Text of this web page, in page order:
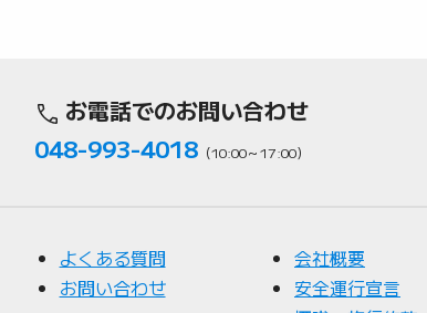
お電話でのお問い合わせ
048-993-4018 （10:00～17:00）
よくある質問
お問い合わせ
会社概要
安全運行宣言